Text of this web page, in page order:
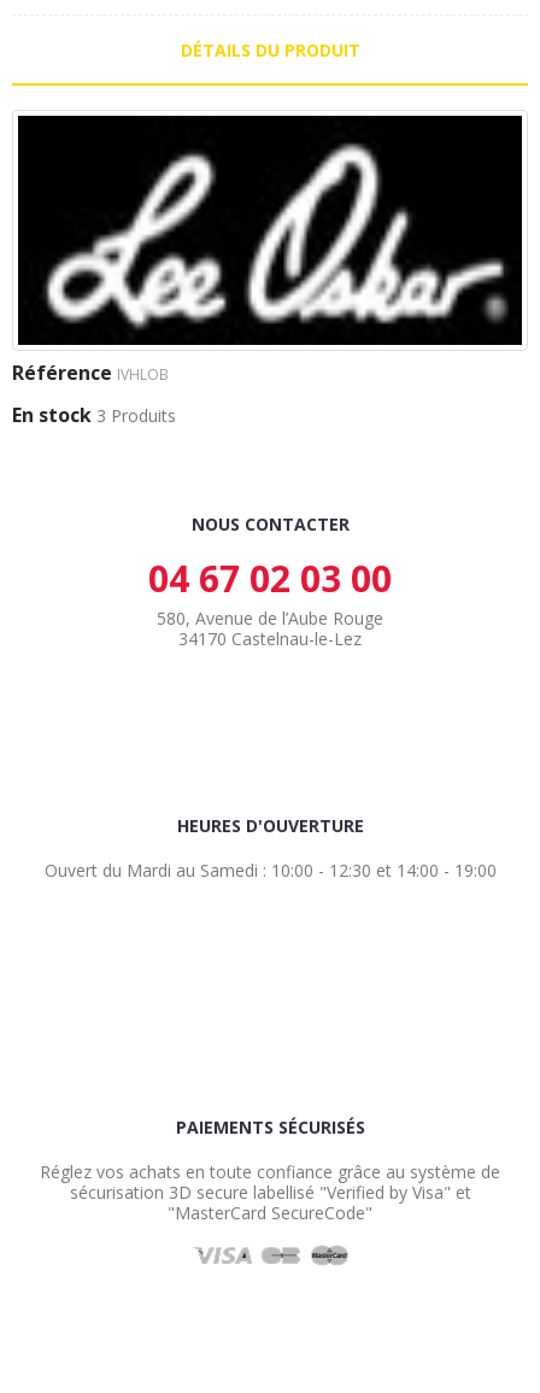
DÉTAILS DU PRODUIT
Référence IVHLOB
En stock 3 Produits
NOUS CONTACTER
04 67 02 03 00
580, Avenue de l’Aube Rouge
34170 Castelnau-le-Lez
HEURES D'OUVERTURE
Ouvert du Mardi au Samedi : 10:00 - 12:30 et 14:00 - 19:00
PAIEMENTS SÉCURISÉS
Réglez vos achats en toute confiance grâce au système de
sécurisation 3D secure labellisé "Verified by Visa" et
"MasterCard SecureCode"